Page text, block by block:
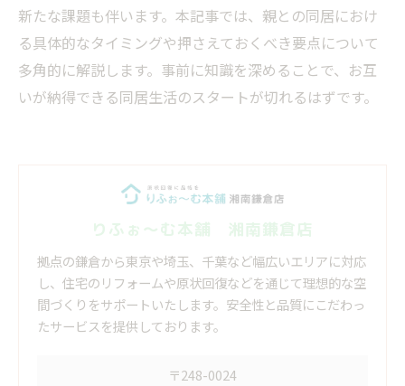
新たな課題も伴います。本記事では、親との同居におけ
る具体的なタイミングや押さえておくべき要点について
多角的に解説します。事前に知識を深めることで、お互
いが納得できる同居生活のスタートが切れるはずです。
りふぉ～む本舗 湘南鎌倉店
拠点の鎌倉から東京や埼玉、千葉など幅広いエリアに対応
し、住宅のリフォームや原状回復などを通じて理想的な空
間づくりをサポートいたします。安全性と品質にこだわっ
たサービスを提供しております。
〒248-0024